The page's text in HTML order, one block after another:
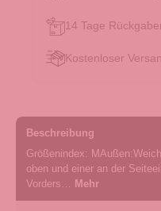
14 Tage
Kostenloser
Beschreibung
Größenindex:
oben und einer an der
Vorders…
Mehr